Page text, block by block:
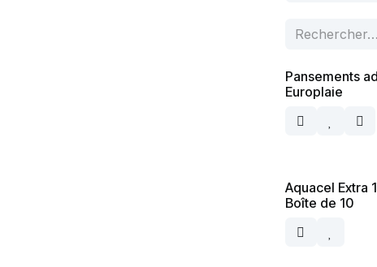
Pansements
Europlaie
Aquacel Extra
Boîte de 10